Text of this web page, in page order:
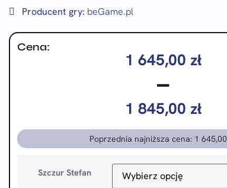
Producent gry: beGame.pl
Cena:
1 645,00 zł
–
1 845,00 zł
Poprzednia najniższa cena: 1 645,00
Szczur Stefan